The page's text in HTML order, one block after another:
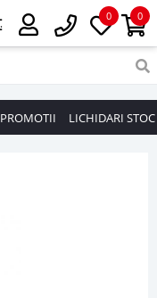
0
0
PROMOTII LICHIDARI STOC